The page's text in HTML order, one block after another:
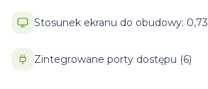
Stosunek ekranu do obudowy: 0,73
Zintegrowane porty dostępu (6)